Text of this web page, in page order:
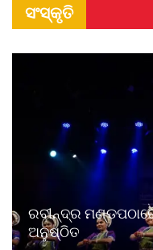
ସଂସ୍କୃତି
ରବୀନ୍ଦ୍ର
ଅନୁଷ୍ଠିତ